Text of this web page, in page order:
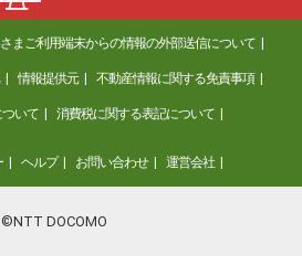
まご利用端末からの情報の外部送信について
情報提供元 不動産情報に関する免責事項
いて 消費税に関する表記について
ヘルプ お問い合わせ 運営会社
©NTT DOCOMO